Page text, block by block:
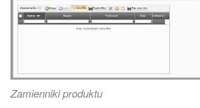
Zamienniki produktu